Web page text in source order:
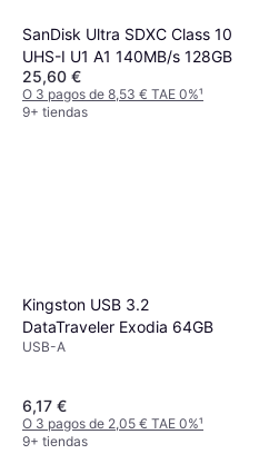
SanDisk Ultra SDXC Class 10
UHS-I U1 A1 140MB/s 128GB
25,60 €
O 3 pagos de 8,53 € TAE 0%¹
9+ tiendas
Kingston USB 3.2
DataTraveler Exodia 64GB
USB-A
6,17 €
O 3 pagos de 2,05 € TAE 0%¹
9+ tiendas